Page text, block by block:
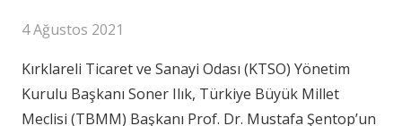
4 Ağustos 2021
Kırklareli Ticaret ve Sanayi Odası (KTSO) Yönetim
Kurulu Başkanı Soner Ilık, Türkiye Büyük Millet
Meclisi (TBMM) Başkanı Prof. Dr. Mustafa Şentop’un